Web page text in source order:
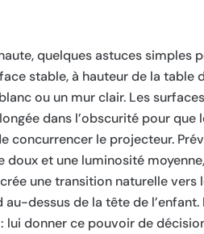
quelques astuces simples
stable, à hauteur de la table
ou un mur clair. Les
dans l’obscurité pour
concurrencer le projecteur.
et une luminosité
une transition naturelle
dessus de la tête de l’enfant.
lui donner ce pouvoir de